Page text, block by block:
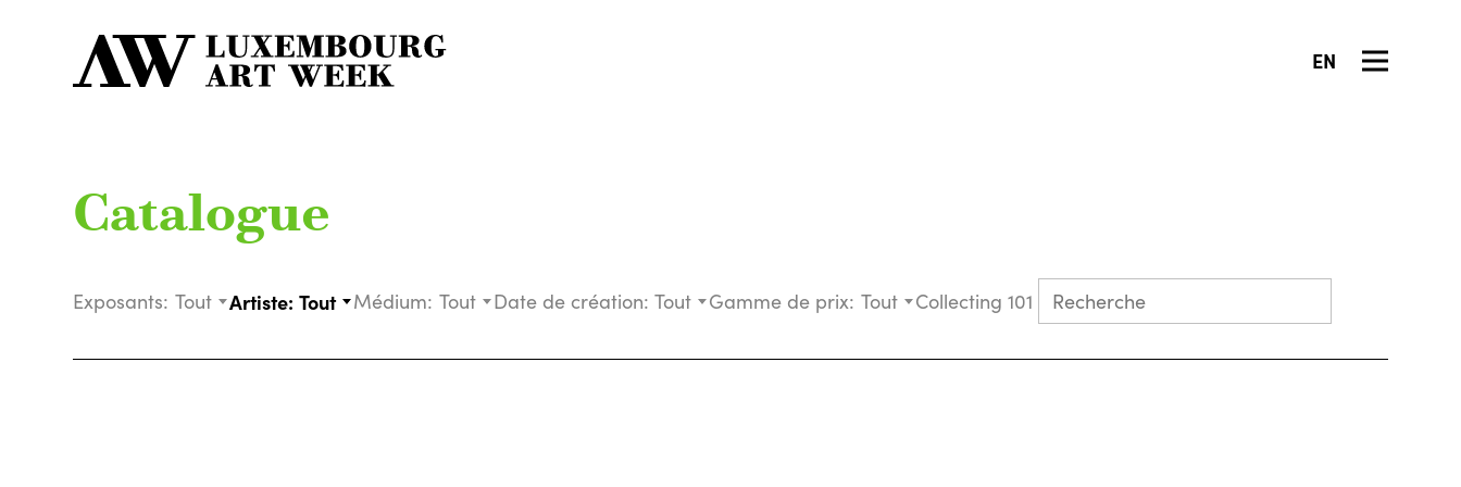
EN
Catalogue
Exposants: Tout Artiste: Tout Médium: Tout Date de création: Tout Gamme de prix: Tout Collecting 101